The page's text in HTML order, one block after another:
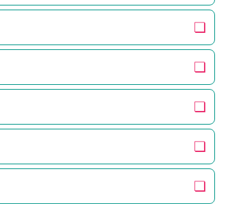
❏
❏
❏
❏
❏